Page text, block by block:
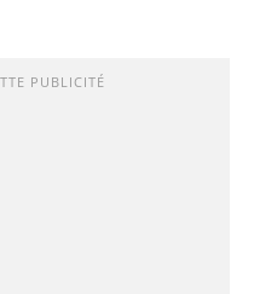
PUBLICITÉ